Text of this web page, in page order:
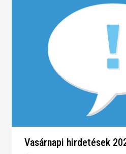
Vasárnapi hirdetések